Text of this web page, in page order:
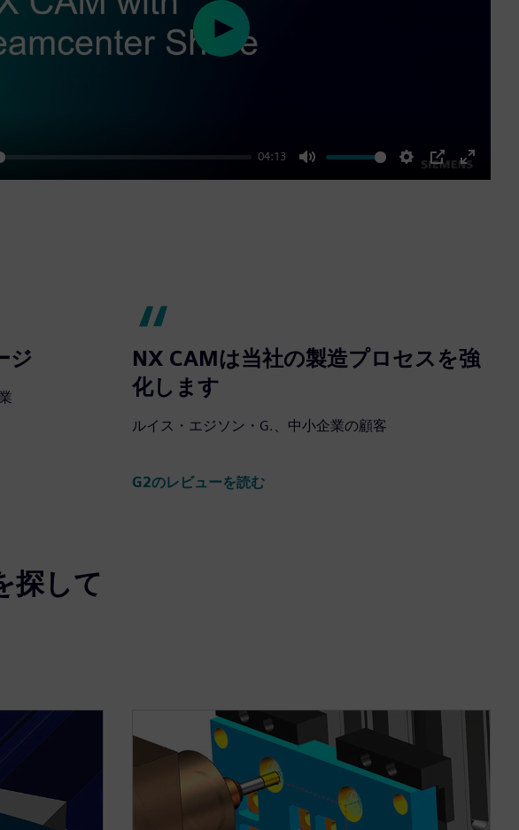
04:13
Mute Settings
PIP
Enter
Play
ジ
NX CAMは当社の製造プロセスを強
化します
ルイス・エジソン・G.、中小企業の顧客
G2のレビューを読む
探して